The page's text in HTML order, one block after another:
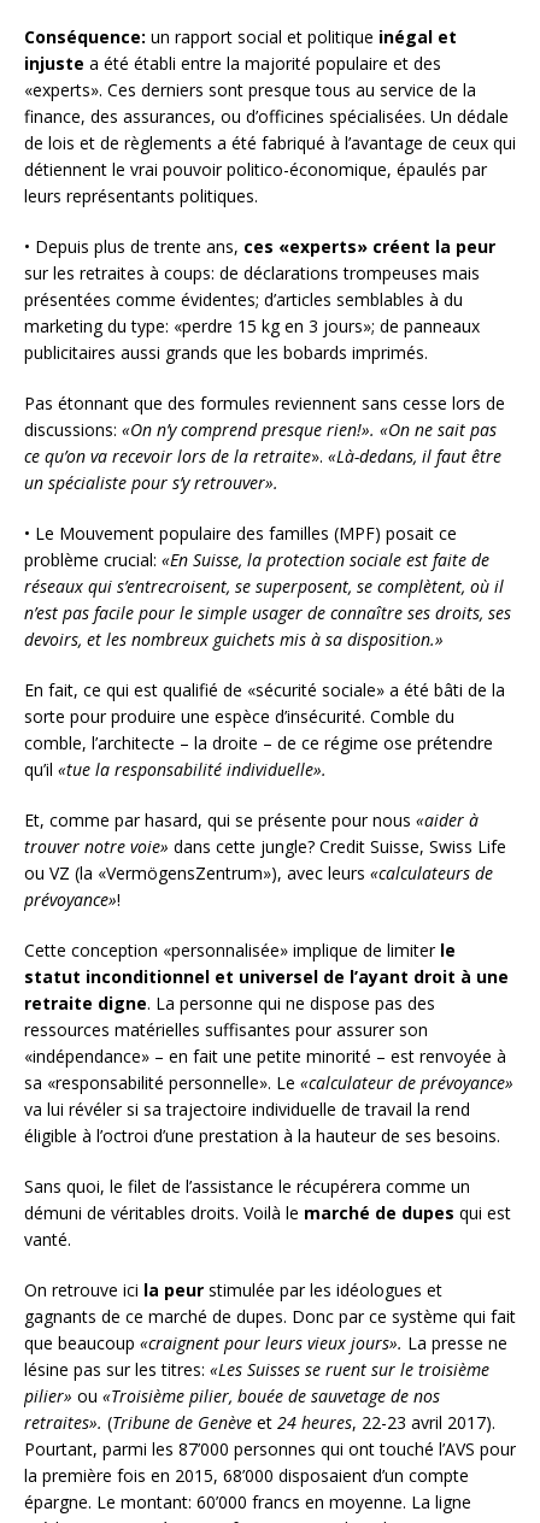
Conséquence: un rapport social et politique inégal et
injuste a été établi entre la majorité populaire et des
«experts». Ces derniers sont presque tous au service de la
finance, des assurances, ou d’officines spécialisées. Un dédale
de lois et de règlements a été fabriqué à l’avantage de ceux qui
détiennent le vrai pouvoir politico-économique, épaulés par
leurs représentants politiques.
• Depuis plus de trente ans, ces «experts» créent la peur
sur les retraites à coups: de déclarations trompeuses mais
présentées comme évidentes; d’articles semblables à du
marketing du type: «perdre 15 kg en 3 jours»; de panneaux
publicitaires aussi grands que les bobards imprimés.
Pas étonnant que des formules reviennent sans cesse lors de
discussions: «On n’y comprend presque rien!». «On ne sait pas
ce qu’on va recevoir lors de la retraite». «Là-dedans, il faut être
un spécialiste pour s’y retrouver».
• Le Mouvement populaire des familles (MPF) posait ce
problème crucial: «En Suisse, la protection sociale est faite de
réseaux qui s’entrecroisent, se superposent, se complètent, où il
n’est pas facile pour le simple usager de connaître ses droits, ses
devoirs, et les nombreux guichets mis à sa disposition.»
En fait, ce qui est qualifié de «sécurité sociale» a été bâti de la
sorte pour produire une espèce d’insécurité. Comble du
comble, l’architecte – la droite – de ce régime ose prétendre
qu’il «tue la responsabilité individuelle».
Et, comme par hasard, qui se présente pour nous «aider à
trouver notre voie» dans cette jungle? Credit Suisse, Swiss Life
ou VZ (la «VermögensZentrum»), avec leurs «calculateurs de
prévoyance»!
Cette conception «personnalisée» implique de limiter le
statut inconditionnel et universel de l’ayant droit à une
retraite digne. La personne qui ne dispose pas des
ressources matérielles suffisantes pour assurer son
«indépendance» – en fait une petite minorité – est renvoyée à
sa «responsabilité personnelle». Le «calculateur de prévoyance»
va lui révéler si sa trajectoire individuelle de travail la rend
éligible à l’octroi d’une prestation à la hauteur de ses besoins.
Sans quoi, le filet de l’assistance le récupérera comme un
démuni de véritables droits. Voilà le marché de dupes qui est
vanté.
On retrouve ici la peur stimulée par les idéologues et
gagnants de ce marché de dupes. Donc par ce système qui fait
que beaucoup «craignent pour leurs vieux jours». La presse ne
lésine pas sur les titres: «Les Suisses se ruent sur le troisième
pilier» ou «Troisième pilier, bouée de sauvetage de nos
retraites». (Tribune de Genève et 24 heures, 22-23 avril 2017).
Pourtant, parmi les 87’000 personnes qui ont touché l’AVS pour
la première fois en 2015, 68’000 disposaient d’un compte
épargne. Le montant: 60’000 francs en moyenne. La ligne